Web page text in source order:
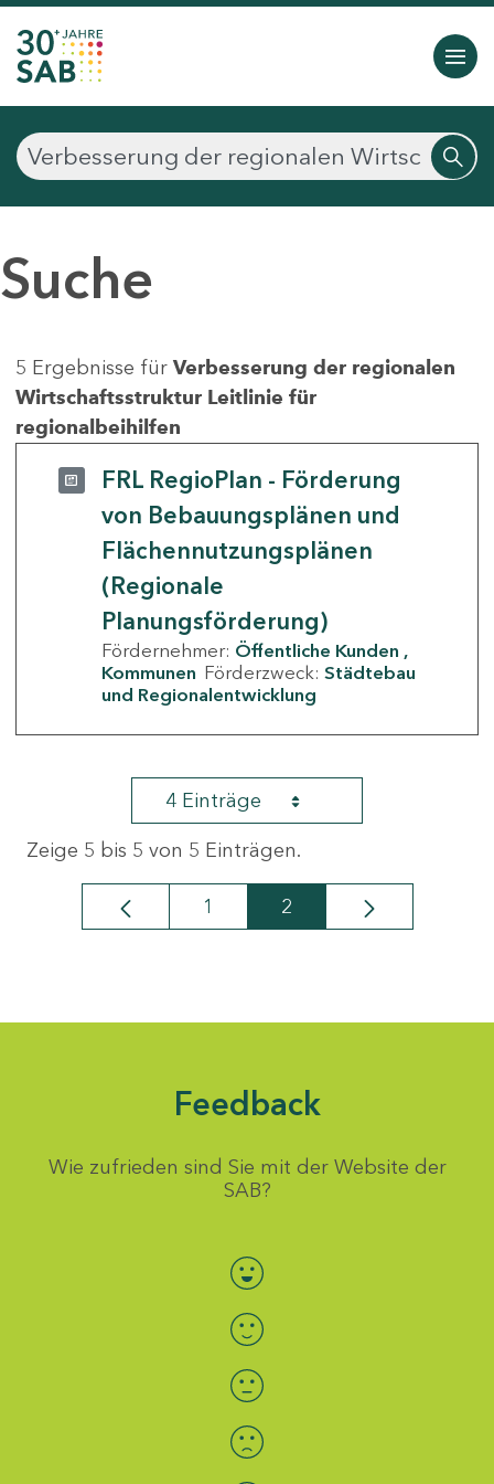
Suche
5 Ergebnisse für Verbesserung der regionalen
Wirtschaftsstruktur Leitlinie für
regionalbeihilfen
FRL RegioPlan - Förderung
von Bebauungsplänen und
Flächennutzungsplänen
(Regionale
Planungsförderung)
Fördernehmer: Öffentliche Kunden
Kommunen Förderzweck: Städtebau
und Regionalentwicklung
4 Einträge
Zeige 5 bis 5 von 5 Einträgen.
Seite
1 Seite
2
Feedback
Wie zufrieden sind Sie mit der Website der
SAB?
Bewertung auswählen